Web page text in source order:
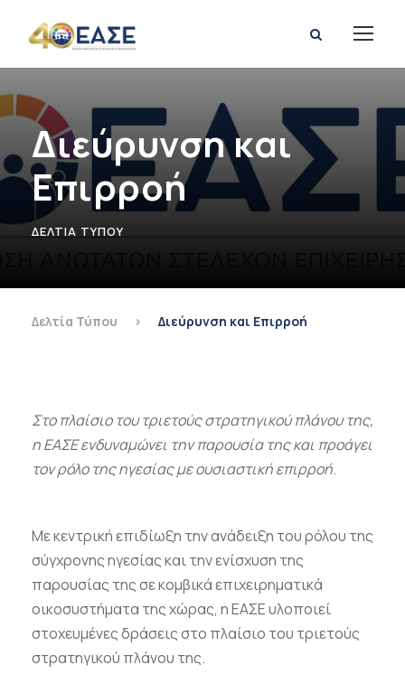
Διεύρυνση και
Επιρροή
ΔΕΛΤΊΑ ΤΎΠΟΥ
Δελτία Τύπου > Διεύρυνση και Επιρροή
Στο πλαίσιο του τριετούς στρατηγικού πλάνου της,
η ΕΑΣΕ ενδυναμώνει την παρουσία της και προάγει
τον ρόλο της ηγεσίας με ουσιαστική επιρροή.
Με κεντρική επιδίωξη την ανάδειξη του ρόλου της
σύγχρονης ηγεσίας και την ενίσχυση της
παρουσίας της σε κομβικά επιχειρηματικά
οικοσυστήματα της χώρας, η ΕΑΣΕ υλοποιεί
στοχευμένες δράσεις στο πλαίσιο του τριετούς
στρατηγικού πλάνου της.